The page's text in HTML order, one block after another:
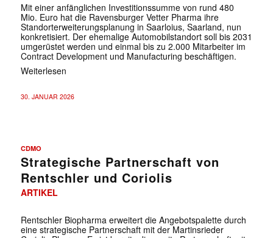
Mit einer anfänglichen Investitionssumme von rund 480
Mio. Euro hat die Ravensburger Vetter Pharma ihre
Standorterweiterungsplanung in Saarloius, Saarland, nun
konkretisiert. Der ehemalige Automobilstandort soll bis 2031
umgerüstet werden und einmal bis zu 2.000 Mitarbeiter im
Contract Development und Manufacturing beschäftigen.
Weiterlesen
30. JANUAR 2026
CDMO
Strategische Partnerschaft von
Rentschler und Coriolis
ARTIKEL
Rentschler Biopharma erweitert die Angebotspalette durch
eine strategische Partnerschaft mit der Martinsrieder